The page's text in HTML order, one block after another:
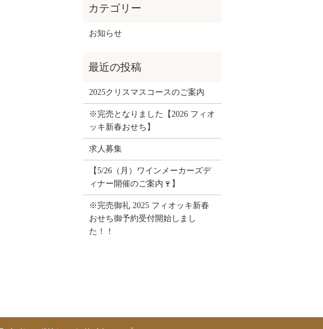
お知らせ
2025クリスマスコースのご案内
※完売となりました【2026 フィオ
ッキ新春おせち】
求人募集
【5/26（月）ワインメーカーズデ
ィナー開催のご案内🍷】
※完売御礼 2025 フィオッキ新春
おせち御予約受付開始しまし
た！！